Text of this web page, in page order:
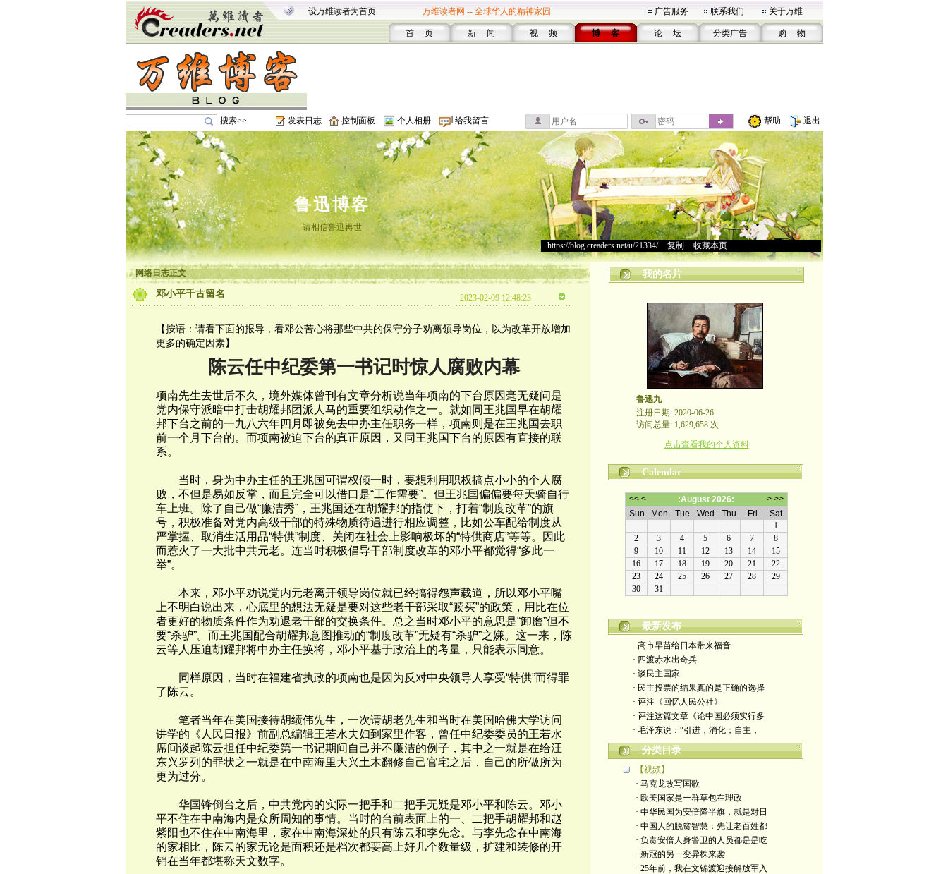
设万维读者为首页 万维读者网 -- 全球华人的精神家园 广告服务 联系我们 关于万维
首 页 新 闻 视 频 博 客 论 坛 分类广告 购 物
搜索>> 发表日志 控制面板 个人相册 给我留言 帮助 退出
鲁迅博客
请相信鲁迅再世
https://blog.creaders.net/u/21334/> 复制 收藏本页
网络日志正文
邓小平千古留名 2023-02-09 12:48:23
【按语：请看下面的报导，看邓公苦心将那些中共的保守分子劝离领导岗位，以为改革开放增加
更多的确定因素】
陈云任中纪委第一书记时惊人腐败内幕
项南先生去世后不久，境外媒体曾刊有文章分析说当年项南的下台原因毫无疑问是
党内保守派暗中打击胡耀邦团派人马的重要组织动作之一。就如同王兆国早在胡耀
邦下台之前的一九八六年四月即被免去中办主任职务一样，项南则是在王兆国去职
前一个月下台的。而项南被迫下台的真正原因，又同王兆国下台的原因有直接的联
系。
当时，身为中办主任的王兆国可谓权倾一时，要想利用职权搞点小小的个人腐
败，不但是易如反掌，而且完全可以借口是“工作需要”。但王兆国偏偏要每天骑自行
车上班。除了自己做“廉洁秀”，王兆国还在胡耀邦的指使下，打着“制度改革”的旗
号，积极准备对党内高级干部的特殊物质待遇进行相应调整，比如公车配给制度从
严掌握、取消生活用品“特供”制度、关闭在社会上影响极坏的“特供商店”等等。因此
而惹火了一大批中共元老。连当时积极倡导干部制度改革的邓小平都觉得“多此一
举”。
本来，邓小平劝说党内元老离开领导岗位就已经搞得怨声载道，所以邓小平嘴
上不明白说出来，心底里的想法无疑是要对这些老干部采取“赎买”的政策，用比在位
者更好的物质条件作为劝退老干部的交换条件。总之当时邓小平的意思是“卸磨”但不
要“杀驴”。而王兆国配合胡耀邦意图推动的“制度改革”无疑有“杀驴”之嫌。这一来，陈
云等人压迫胡耀邦将中办主任换将，邓小平基于政治上的考量，只能表示同意。
同样原因，当时在福建省执政的项南也是因为反对中央领导人享受“特供”而得罪
了陈云。
笔者当年在美国接待胡绩伟先生，一次请胡老先生和当时在美国哈佛大学访问
讲学的《人民日报》前副总编辑王若水夫妇到家里作客，曾任中纪委委员的王若水
席间谈起陈云担任中纪委第一书记期间自己并不廉洁的例子，其中之一就是在给汪
东兴罗列的罪状之一就是在中南海里大兴土木翻修自己官宅之后，自己的所做所为
更为过分。
华国锋倒台之后，中共党内的实际一把手和二把手无疑是邓小平和陈云。邓小
平不住在中南海内是众所周知的事情。当时的台前表面上的一、二把手胡耀邦和赵
紫阳也不住在中南海里，家在中南海深处的只有陈云和李先念。与李先念在中南海
的家相比，陈云的家无论是面积还是档次都要高上好几个数量级，扩建和装修的开
销在当年都堪称天文数字。
我的名片
鲁迅九
注册日期: 2020-06-26
访问总量: 1,629,658 次
点击查看我的个人资料
Calendar
最新发布
· 高市早苗给日本带来福音
· 四渡赤水出奇兵
· 谈民主国家
· 民主投票的结果真的是正确的选择
· 评注《回忆人民公社》
· 评注这篇文章《论中国必须实行多
· 毛泽东说：“引进，消化；自主，
分类目录
【视频】
· 马克龙改写国歌
· 欧美国家是一群草包在理政
· 中华民国为安倍降半旗，就是对日
· 中国人的脱贫智慧：先让老百姓都
· 负责安倍人身警卫的人员都是是吃
· 新冠的另一变异株来袭
· 25年前，我在文锦渡迎接解放军入